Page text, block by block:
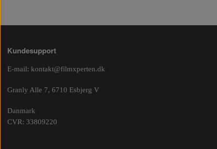
Kundesupport
E-mail: kontakt@filmxperten.dk
Granly Alle 7, 6710 Esbjerg V
Danmark
CVR: 33809220